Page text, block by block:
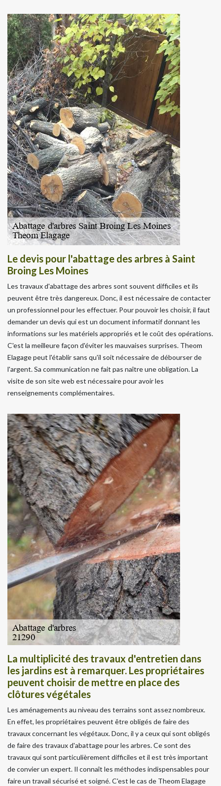
Le devis pour l'abattage des arbres à Saint
Broing Les Moines
Les travaux d'abattage des arbres sont souvent difficiles et ils
peuvent être très dangereux. Donc, il est nécessaire de contacter
un professionnel pour les effectuer. Pour pouvoir les choisir, il faut
demander un devis qui est un document informatif donnant les
informations sur les matériels appropriés et le coût des opérations.
C'est la meilleure façon d'éviter les mauvaises surprises. Theom
Elagage peut l'établir sans qu'il soit nécessaire de débourser de
l'argent. Sa communication ne fait pas naître une obligation. La
visite de son site web est nécessaire pour avoir les
renseignements complémentaires.
La multiplicité des travaux d'entretien dans
les jardins est à remarquer. Les propriétaires
peuvent choisir de mettre en place des
clôtures végétales
Les aménagements au niveau des terrains sont assez nombreux.
En effet, les propriétaires peuvent être obligés de faire des
travaux concernant les végétaux. Donc, il y a ceux qui sont obligés
de faire des travaux d'abattage pour les arbres. Ce sont des
travaux qui sont particulièrement difficiles et il est très important
de convier un expert. Il connaît les méthodes indispensables pour
faire un travail sécurisé et soigné. C'est le cas de Theom Elagage